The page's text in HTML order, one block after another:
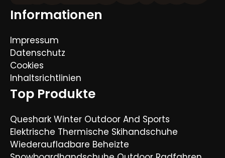
Informationen
Impressum
Datenschutz
Cookies
Inhaltsrichtlinien
Top Produkte
Queshark Winter Outdoor And Sports
Elektrische Thermische Skihandschuhe
Wiederaufladbare Beheizte